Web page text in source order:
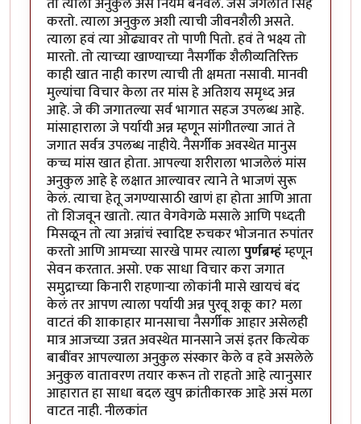
करतो. त्याला अनुकुल अशी त्याची जीवनशैली असते.
त्याला हवं त्या ओढ्यावर तो पाणी पितो. हवं ते भक्ष्य तो
मारतो. तो त्याच्या खाण्याच्या नैसर्गीक शैलीव्यतिरिक्त
काही खात नाही कारण त्याची ती क्षमता नसावी. मानवी
मुल्यांचा विचार केला तर मांस हे अतिशय समृध्द अन्न
आहे. जे की जगातल्या सर्व भागात सहज उपलब्ध आहे.
मांसाहाराला जे पर्यायी अन्न म्हणून सांगीतल्या जातं ते
जगात सर्वत्र उपलब्ध नाहीये. नैसर्गीक अवस्थेत मानुस
कच्च मांस खात होता. आपल्या शरीराला भाजलेलं मांस
अनुकुल आहे हे लक्षात आल्यावर त्याने ते भाजणं सुरू
केलं. त्याचा हेतू जगण्यासाठी खाणं हा होता आणि आता
तो शिजवून खातो. त्यात वेगवेगळे मसाले आणि पध्दती
मिसळून तो त्या अन्नांचं स्वादिष्ट रुचकर भोजनात रुपांतर
करतो आणि आमच्या सारखे पामर त्यालापुर्णब्रम्हंम्हणून
सेवन करतात. असो. एक साधा विचार करा जगात
समुद्राच्या किनारी राहणार्‍या लोकांनी मासे खायचं बंद
केलं तर आपण त्याला पर्यायी अन्न पुरवू शकू का? मला
वाटतं की शाकाहार मानसाचा नैसर्गीक आहार असेलही
मात्र आजच्या उन्नत अवस्थेत मानसाने जसं इतर कित्येक
बाबींवर आपल्याला अनुकुल संस्कार केले व हवे असलेले
अनुकुल वातावरण तयार करून तो राहतो आहे त्यानुसार
आहारात हा साधा बदल खुप क्रांतीकारक आहे असं मला
वाटत नाही. नीलकांत